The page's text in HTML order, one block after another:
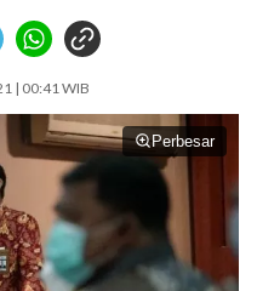
| 00:41 WIB
Perbesar